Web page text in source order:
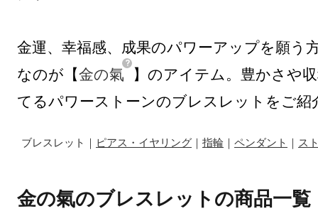
金運、幸福感、成果のパワーアップを願う
なのが【金の氣
】のアイテム。豊かさや
てるパワーストーンのブレスレットをご紹
ブレスレット｜ ピアス・イヤリング ｜ 指輪 ｜ ペンダント ｜ ス
金の氣のブレスレットの商品一覧